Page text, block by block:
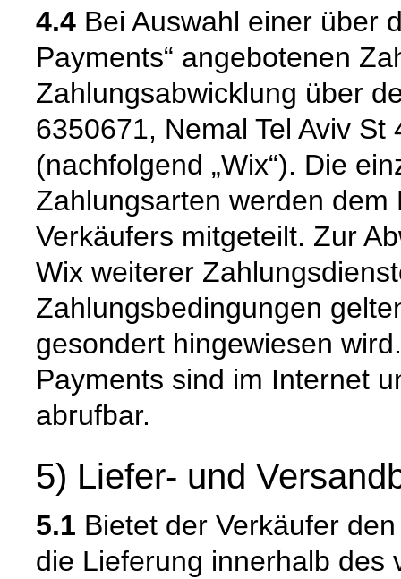
4.4 Bei Auswahl einer über
Payments“ angebotenen
Zahlungsabwicklung über
6350671, Nemal Tel Aviv St
(nachfolgend „Wix“). Die
Zahlungsarten werden
Verkäufers mitgeteilt. Zur
Wix weiterer
Zahlungsbedingungen
gesondert hingewiesen
Payments sind im Internet
abrufbar.
5) Liefer- und
5.1 Bietet der Verkäufer
die Lieferung innerhalb des